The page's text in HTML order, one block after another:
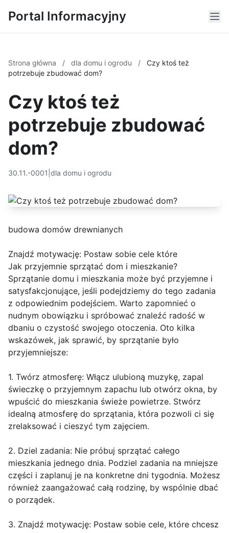
Portal Informacyjny
Strona główna / dla domu i ogrodu /
Czy ktoś też
potrzebuje zbudować dom?
Czy ktoś też
potrzebuje zbudować
dom?
30.11.-0001 dla domu i ogrodu
budowa domów drewnianych
Znajdź motywację: Postaw sobie cele które
Jak przyjemnie sprzątać dom i mieszkanie?
Sprzątanie domu i mieszkania może być przyjemne i
satysfakcjonujące, jeśli podejdziemy do tego zadania
z odpowiednim podejściem. Warto zapomnieć o
nudnym obowiązku i spróbować znaleźć radość w
dbaniu o czystość swojego otoczenia. Oto kilka
wskazówek, jak sprawić, by sprzątanie było
przyjemniejsze:
1. Twórz atmosferę: Włącz ulubioną muzykę, zapal
świeczkę o przyjemnym zapachu lub otwórz okna, by
wpuścić do mieszkania świeże powietrze. Stwórz
idealną atmosferę do sprzątania, która pozwoli ci się
zrelaksować i cieszyć tym zajęciem.
2. Dziel zadania: Nie próbuj sprzątać całego
mieszkania jednego dnia. Podziel zadania na mniejsze
części i zaplanuj je na konkretne dni tygodnia. Możesz
również zaangażować całą rodzinę, by wspólnie dbać
o porządek.
3. Znajdź motywację: Postaw sobie cele, które chcesz